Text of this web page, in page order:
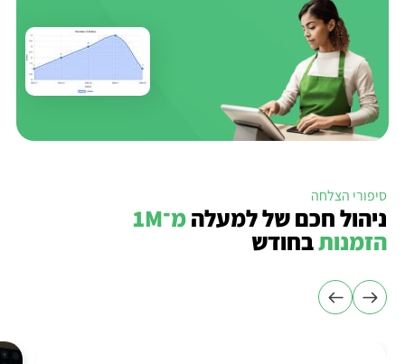
סיפורי הצלחה
ניהול חכם של למעלה מ־1M
הזמנותבחודש